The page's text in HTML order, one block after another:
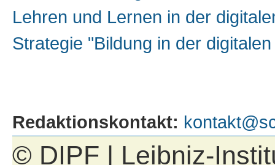
Lehren und Lernen in der
Strategie "Bildung in der
Redaktionskontakt:
© DIPF | Leibniz-